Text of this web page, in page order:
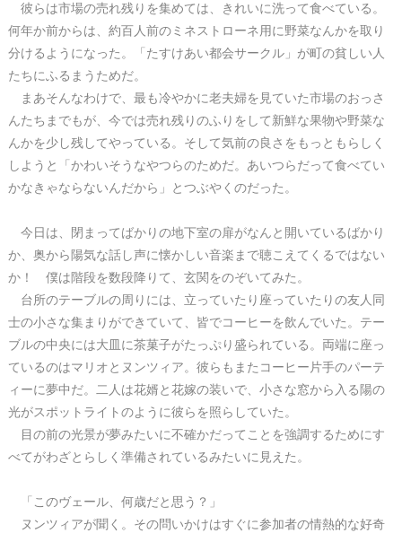
彼らは市場の売れ残りを集めては、きれいに洗って食べている。
何年か前からは、約百人前のミネストローネ用に野菜なんかを取り
分けるようになった。「たすけあい都会サークル」が町の貧しい人
たちにふるまうためだ。
まあそんなわけで、最も冷やかに老夫婦を見ていた市場のおっさ
んたちまでもが、今では売れ残りのふりをして新鮮な果物や野菜な
んかを少し残してやっている。そして気前の良さをもっともらしく
しようと「かわいそうなやつらのためだ。あいつらだって食べてい
かなきゃならないんだから」とつぶやくのだった。
今日は、閉まってばかりの地下室の扉がなんと開いているばかり
か、奥から陽気な話し声に懐かしい音楽まで聴こえてくるではない
か！ 僕は階段を数段降りて、玄関をのぞいてみた。
台所のテーブルの周りには、立っていたり座っていたりの友人同
士の小さな集まりができていて、皆でコーヒーを飲んでいた。テー
ブルの中央には大皿に茶菓子がたっぷり盛られている。両端に座っ
ているのはマリオとヌンツィア。彼らもまたコーヒー片手のパーテ
ィーに夢中だ。二人は花婿と花嫁の装いで、小さな窓から入る陽の
光がスポットライトのように彼らを照らしていた。
目の前の光景が夢みたいに不確かだってことを強調するためにす
べてがわざとらしく準備されているみたいに見えた。
「このヴェール、何歳だと思う？」
ヌンツィアが聞く。その問いかけはすぐに参加者の情熱的な好奇